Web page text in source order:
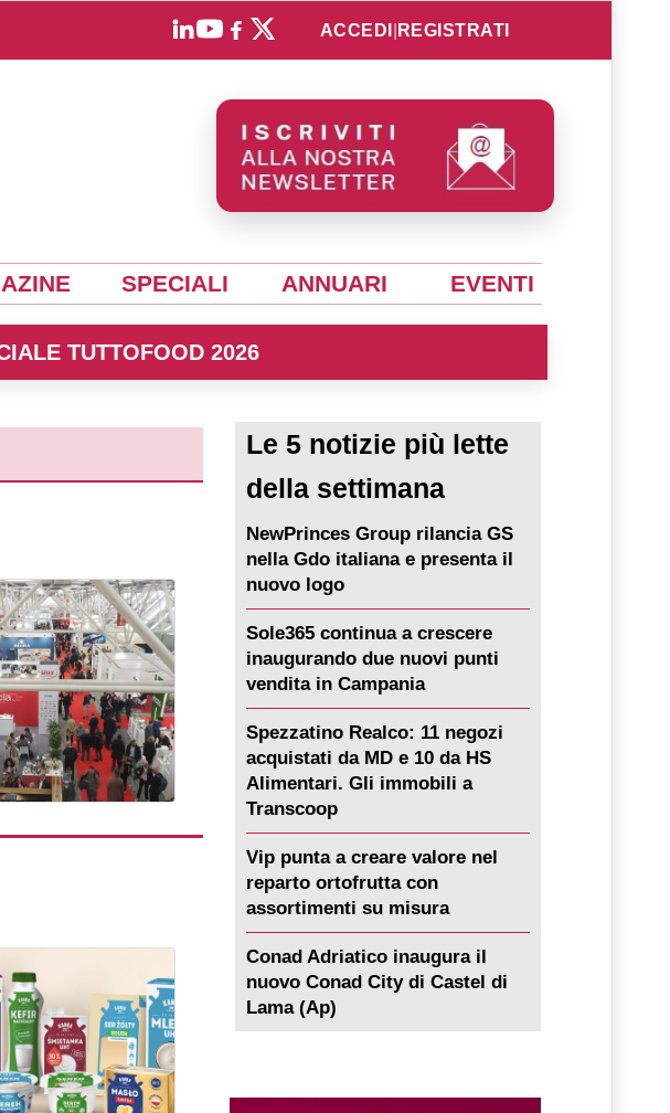
ACCEDI REGISTRATI
SPECIALI ANNUARI EVENTI
TUTTOFOOD 2026
Le 5 notizie più lette
della settimana
NewPrinces Group rilancia GS
nella Gdo italiana e presenta il
nuovo logo
Sole365 continua a crescere
inaugurando due nuovi punti
vendita in Campania
Spezzatino Realco: 11 negozi
acquistati da MD e 10 da HS
Alimentari. Gli immobili a
Transcoop
Vip punta a creare valore nel
reparto ortofrutta con
assortimenti su misura
Conad Adriatico inaugura il
nuovo Conad City di Castel di
Lama (Ap)